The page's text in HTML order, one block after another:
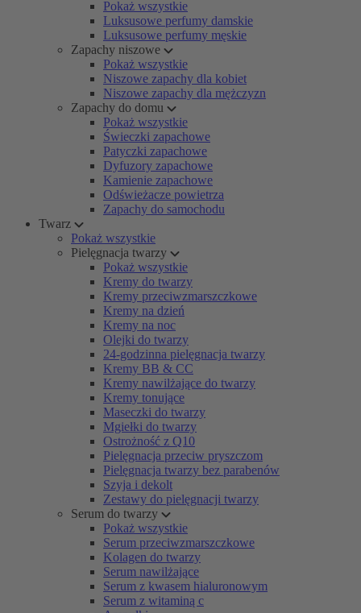
Pokaż wszystkie
Luksusowe perfumy damskie
Luksusowe perfumy męskie
Zapachy niszowe
Pokaż wszystkie
Niszowe zapachy dla kobiet
Niszowe zapachy dla mężczyzn
Zapachy do domu
Pokaż wszystkie
Świeczki zapachowe
Patyczki zapachowe
Dyfuzory zapachowe
Kamienie zapachowe
Odświeżacze powietrza
Zapachy do samochodu
Twarz
Pokaż wszystkie
Pielęgnacja twarzy
Pokaż wszystkie
Kremy do twarzy
Kremy przeciwzmarszczkowe
Kremy na dzień
Kremy na noc
Olejki do twarzy
24-godzinna pielęgnacja twarzy
Kremy BB & CC
Kremy nawilżające do twarzy
Kremy tonujące
Maseczki do twarzy
Mgiełki do twarzy
Ostrożność z Q10
Pielęgnacja przeciw pryszczom
Pielęgnacja twarzy bez parabenów
Szyja i dekolt
Zestawy do pielęgnacji twarzy
Serum do twarzy
Pokaż wszystkie
Serum przeciwzmarszczkowe
Kolagen do twarzy
Serum nawilżające
Serum z kwasem hialuronowym
Serum z witaminą c